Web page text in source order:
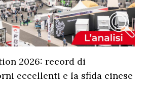
2026: record di
eccellenti e la sfida cinese